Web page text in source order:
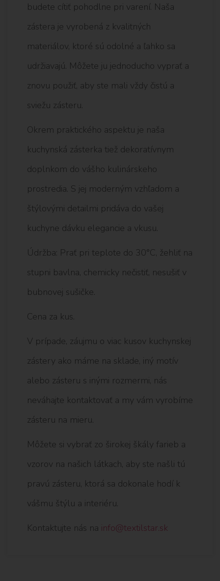
budete cítiť pohodlne pri varení. Naša
zástera je vyrobená z kvalitných
materiálov, ktoré sú odolné a ľahko sa
udržiavajú. Môžete ju jednoducho vyprať a
znovu použiť, aby ste mali vždy čistú a
sviežu zásteru.
Okrem praktického aspektu je naša
kuchynská zásterka tiež dekoratívnym
doplnkom do vášho kulinárskeho
prostredia. S jej moderným vzhľadom a
štýlovými detailmi pridáva do vašej
kuchyne dávku elegancie a vkusu.
Údržba: Prať pri teplote do 30°C, žehliť na
stupni bavlna, chemicky nečistiť, nesušiť v
bubnovej sušičke.
Cena za kus.
V prípade, záujmu o viac kusov kuchynskej
zástery ako máme na sklade, iný motív
alebo zásteru s inými rozmermi, nás
neváhajte kontaktovať a my vám vyrobíme
zásteru na mieru.
Môžete si vybrať zo širokej škály farieb a
vzorov na našich látkach, aby ste našli tú
pravú zásteru, ktorá sa dokonale hodí k
vášmu štýlu a interiéru.
Kontaktujte nás na info@textilstar.sk